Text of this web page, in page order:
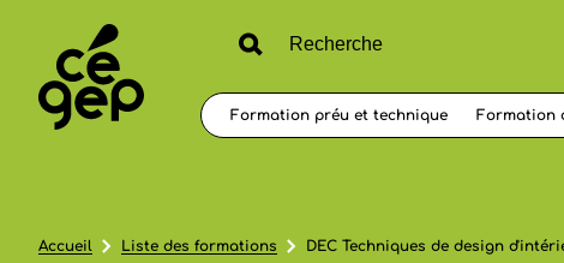
Formation préu et technique Formation
Accueil Liste des formations DEC Techniques de design